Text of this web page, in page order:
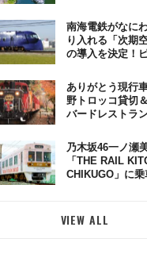
南海電鉄がなに
り入れる「次期
の導入を決定！
デザイン
ありがとう現行
野トロッコ貸切
バードレストラ
原トシヒロと行
日「京都の鉄道
ー」開催
乃木坂46一ノ瀬
「THE RAIL
CHIKUGO」に乗
VIEW ALL